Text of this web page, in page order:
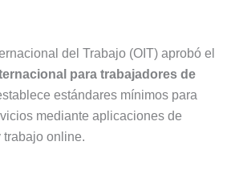
del Trabajo (OIT) aprobó el
para trabajadores de
estándares mínimos para
mediante aplicaciones de
trabajo online.